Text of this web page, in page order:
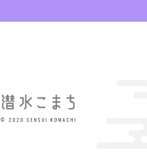
© 2020 SENSUI KOMACHI